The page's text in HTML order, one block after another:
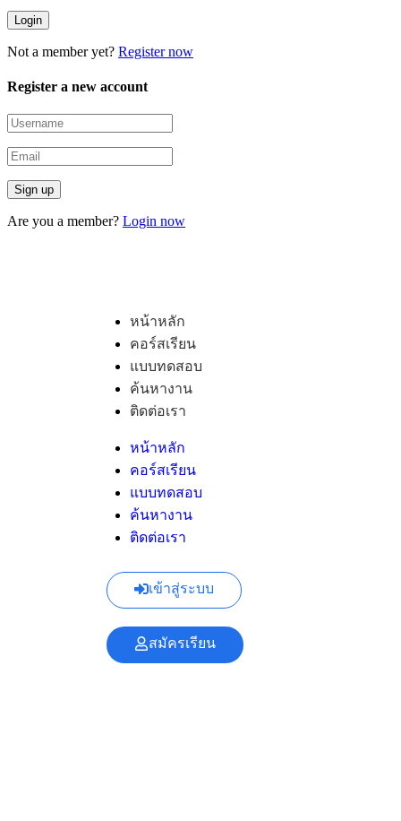
Not a member yet? Register now
Register a new account
Are you a member? Login now
หน้าหลัก
คอร์สเรียน
แบบทดสอบ
ค้นหางาน
ติดต่อเรา
หน้าหลัก
คอร์สเรียน
แบบทดสอบ
ค้นหางาน
ติดต่อเรา
เข้าสู่ระบบ
สมัครเรียน